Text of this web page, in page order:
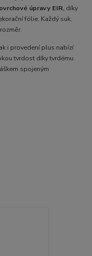
úpravy EIR, díky
fólie. Každý suk,
i provedení plus nabízí
tvrdost díky tvrdému
spojeným